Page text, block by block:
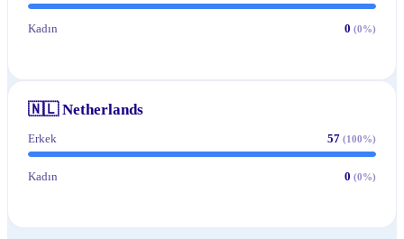
Kadın 0 (0%)
🇳🇱 Netherlands
Erkek 57 (100%)
Kadın 0 (0%)